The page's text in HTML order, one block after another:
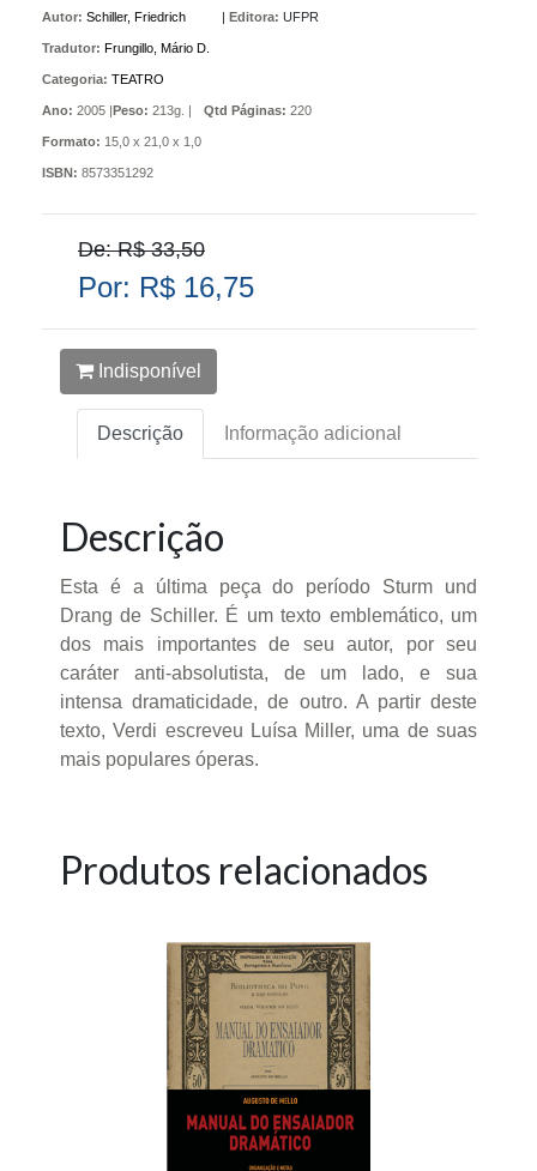
Autor: Schiller, Friedrich
Tradutor: Frungillo, Mário D.
Editora: UFPR
Categoria: TEATRO
Ano: 2005 | Peso: 213g. | Qtd Páginas: 220
Formato: 15,0 x 21,0 x 1,0
ISBN: 8573351292
De: R$ 33,50
Por: R$ 16,75
Indisponível
Descrição Informação adicional
Descrição
Esta é a última peça do período Sturm und
Drang de Schiller. É um texto emblemático, um
dos mais importantes de seu autor, por seu
caráter anti-absolutista, de um lado, e sua
intensa dramaticidade, de outro. A partir deste
texto, Verdi escreveu Luísa Miller, uma de suas
mais populares óperas.
Produtos relacionados